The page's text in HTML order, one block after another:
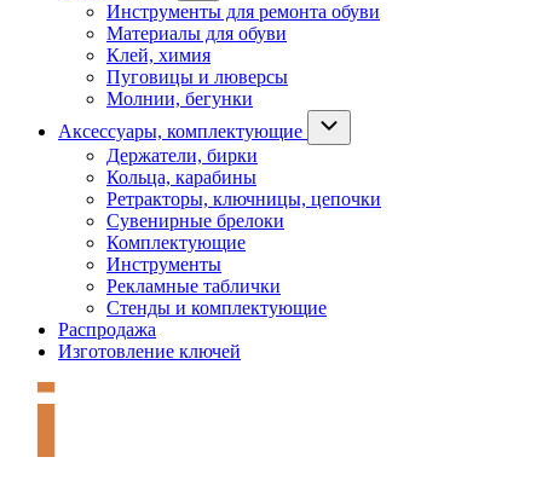
Инструменты для ремонта обуви
Материалы для обуви
Клей, химия
Пуговицы и люверсы
Молнии, бегунки
Аксессуары, комплектующие
Держатели, бирки
Кольца, карабины
Ретракторы, ключницы, цепочки
Сувенирные брелоки
Комплектующие
Инструменты
Рекламные таблички
Стенды и комплектующие
Распродажа
Изготовление ключей